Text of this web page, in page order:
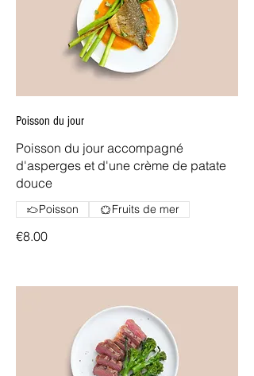
Poisson du jour
Poisson du jour accompagné
d'asperges et d'une crème de patate
douce
€8.00
Poisson Fruits de mer